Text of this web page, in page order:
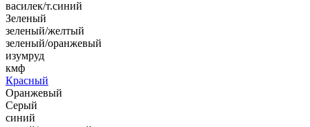
василек/т.синий
Зеленый
зеленый/желтый
зеленый/оранжевый
изумруд
кмф
Красный
Оранжевый
Серый
синий